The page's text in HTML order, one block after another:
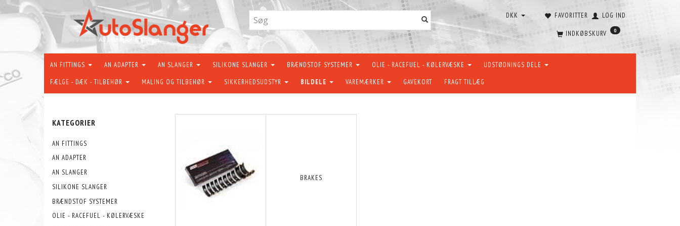
FAVORITTER LOG IND
DKK
INDKØBSKURV 0
AN FITTINGS AN ADAPTER AN SLANGER SILIKONE SLANGER BRÆNDSTOF SYSTEMER OLIE - RACEFUEL - KØLERVÆSKE UDSTØDNINGS DELE
FÆLGE - DÆK - TILBEHØR MALING OG TILBEHØR SIKKERHEDSUDSTYR BILDELE VAREMÆRKER GAVEKORT FRAGT TILLÆG
KATEGORIER
AN FITTINGS
AN ADAPTER
AN SLANGER
SILIKONE SLANGER
BRÆNDSTOF SYSTEMER
OLIE - RACEFUEL - KØLERVÆSKE
BRAKES